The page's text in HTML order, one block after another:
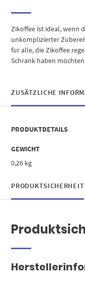
Zikoffee ist ideal, wenn
unkomplizierter
für alle, die Zikoffee
Schrank haben
ZUSÄTZLICHE
PRODUKTDETAILS
GEWICHT
0,26 kg
PRODUKTSICHERHEIT